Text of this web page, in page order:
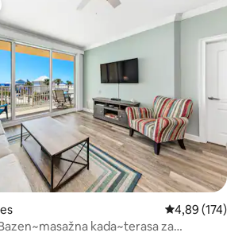
Prosječna
4,89 (174)
kada~terasa za